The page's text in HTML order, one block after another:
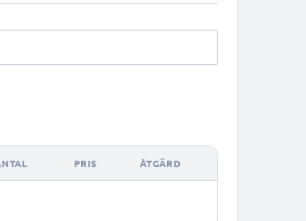
PRIS ÅTGÄRD